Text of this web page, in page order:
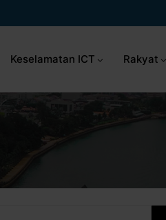
Keselamatan ICT Rakyat